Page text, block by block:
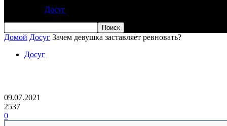
Досуг
Домой Досуг Зачем девушка заставляет ревновать?
Досуг
09.07.2021
2537
0